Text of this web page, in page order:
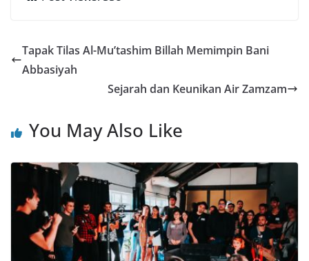
Tapak Tilas Al-Mu’tashim Billah Memimpin Bani
Abbasiyah
Sejarah dan Keunikan Air Zamzam
You May Also Like